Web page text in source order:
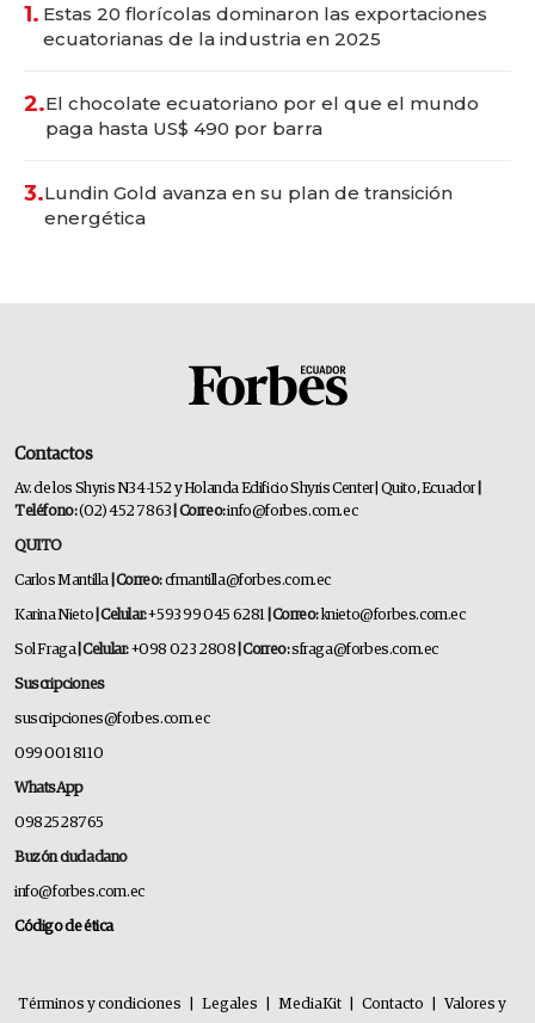
1. Estas 20 florícolas dominaron las exportaciones
ecuatorianas de la industria en 2025
2.El chocolate ecuatoriano por el que el mundo
paga hasta US$ 490 por barra
3.Lundin Gold avanza en su plan de transición
energética
Contactos
Av. de los Shyris N34-152 y Holanda Edificio Shyris Center | Quito, Ecuador
Teléfono:(02) 452 7863 | Correo:info@forbes.com.ec
QUITO
Carlos Mantilla | Correo:cfmantilla@forbes.com.ec
Karina Nieto | Celular:+593 99 045 6281 | Correo: knieto@forbes.com.ec
Sol Fraga | Celular:+098 023 2808 | Correo:sfraga@forbes.com.ec
Suscripciones
suscripciones@forbes.com.ec
099 001 8110
WhatsApp
0982528765
Buzón ciudadano
info@forbes.com.ec
Código de ética
Términos y condiciones Legales MediaKit Contacto Valores y